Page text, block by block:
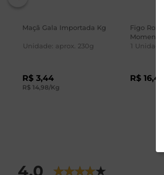
Maçã Gala Importada Kg
Unidade: aprox. 230g
R$ 3,44
R$ 14,98/Kg
Figo
Momento
1 Unidade
R$ 16,49